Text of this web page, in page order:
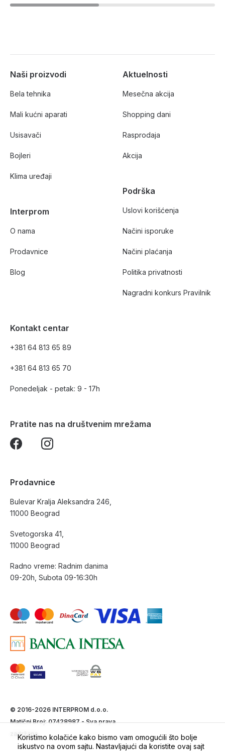
Naši proizvodi
Bela tehnika
Mali kućni aparati
Usisavači
Bojleri
Klima uređaji
Interprom
O nama
Prodavnice
Blog
Aktuelnosti
Mesečna akcija
Shopping dani
Rasprodaja
Akcija
Podrška
Uslovi korišćenja
Načini isporuke
Načini plaćanja
Politika privatnosti
Nagradni konkurs Pravilnik
Kontakt centar
+381 64 813 65 89
+381 64 813 65 70
Ponedeljak - petak: 9 - 17h
Pratite nas na društvenim mrežama
Prodavnice
Bulevar Kralja Aleksandra 246,
11000 Beograd
Svetogorska 41,
11000 Beograd
Radno vreme: Radnim danima
09-20h, Subota 09-16:30h
© 2016-2026 INTERPROM d.o.o.
Matični Broj: 07428987 - Sva prava
zadržana.
Koristimo kolačiće kako bismo vam omogućili što bolje
iskustvo na ovom sajtu. Nastavljajući da koristite ovaj sajt